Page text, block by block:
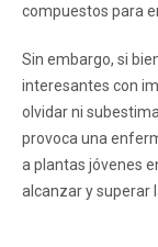
compuestos para
Sin embargo, si
interesantes con
olvidar ni
provoca una
a plantas jóvenes
alcanzar y superar